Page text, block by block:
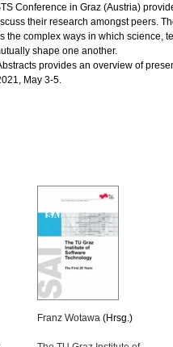
Con­fe­rence in Graz (Aus­tria)
their re­se­arch amongst peers.
the com­plex ways in which sci­ence,
shape one ano­ther.
pro­vi­des an over­view of
May 3-5.
Franz Wo­ta­wa (Hrsg.)